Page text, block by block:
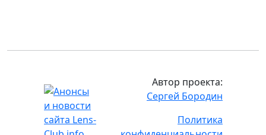
Автор проекта:
Сергей Бородин
Политика